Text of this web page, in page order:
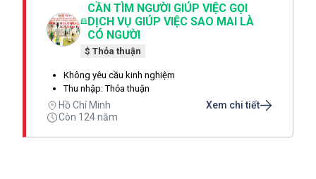
CẦN TÌM NGƯỜI GIÚP VIỆC GỌI
DỊCH VỤ GIÚP VIỆC SAO MAI LÀ
CÓ NGƯỜI
$ Thỏa thuận
Không yêu cầu kinh nghiệm
Thu nhập: Thỏa thuận
Hồ Chí Minh
Còn 124 năm
Xem chi tiết